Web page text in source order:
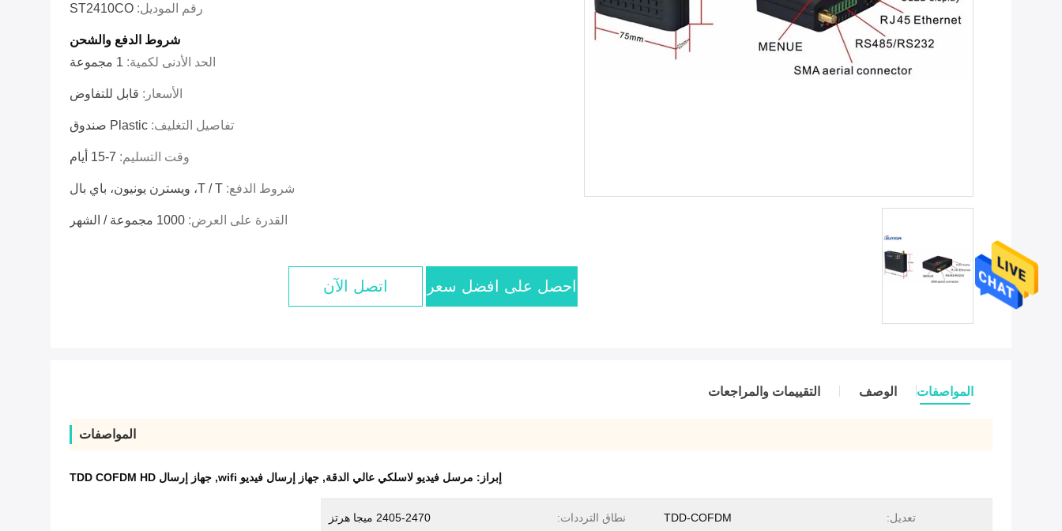
رقم الموديل: ST2410CO
شروط الدفع والشحن
الحد الأدنى لكمية: 1 مجموعة
الأسعار: قابل للتفاوض
تفاصيل التغليف: Plastic صندوق
وقت التسليم: 7-15 أيام
شروط الدفع: T / T، ويسترن يونيون، باي بال
القدرة على العرض: 1000 مجموعة / الشهر
احصل على افضل سعر اتصل الآن
المواصفات الوصف التقييمات والمراجعات
المواصفات
إبراز: مرسل فيديو لاسلكي عالي الدقة, جهاز إرسال فيديو wifi , جهاز إرسال TDD COFDM HD
تعديل: TDD-COFDM نطاق الترددات: 2405-2470 ميجا هرتز